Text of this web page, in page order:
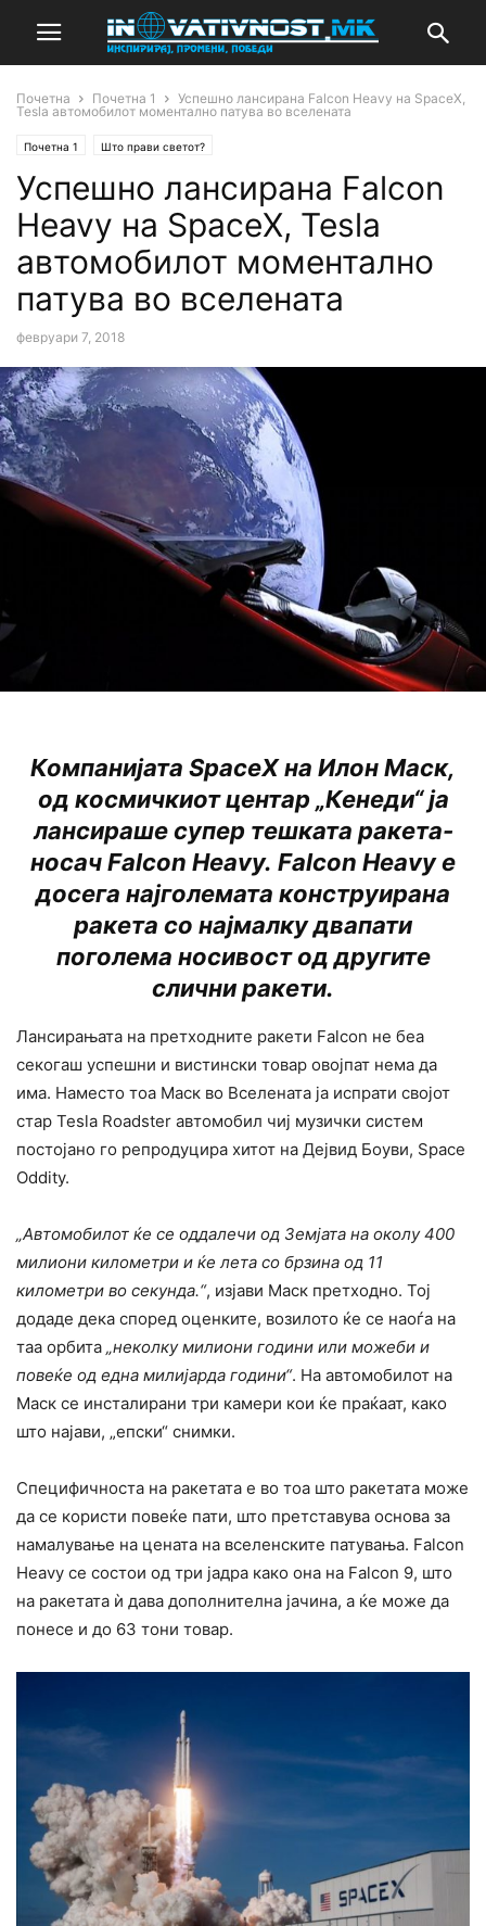
Почетна Почетна 1
Успешно лансирана Falcon Heavy на SpaceX,
Tesla автомобилот моментално патува во вселената
Почетна 1 Што прави светот?
Успешно лансирана Falcon
Heavy на SpaceX, Tesla
автомобилот моментално
патува во вселената
февруари 7, 2018
Компанијата SpaceX на Илон Маск,
од космичкиот центар „Кенеди“ ја
лансираше супер тешката ракета-
носaч Falcon Heavy. Falcon Heavy е
досега најголемата конструирана
ракета со најмалку двапати
поголема носивост од другите
слични ракети.
Лансирањата на претходните ракети Falcon не беа
секогаш успешни и вистински товар овојпат нема да
има. Наместо тоа Маск во Вселената ја испрати својот
стар Tesla Roadster автомобил чиј музички систем
постојано го репродуцира хитот на Дејвид Боуви, Space
Oddity.
„Автомобилот ќе се оддалечи од Земјата на околу 400
милиони километри и ќе лета со брзина од 11
километри во секунда.“, изјави Маск претходно. Тој
додаде дека според оценките, возилото ќе се наоѓа на
таа орбита „неколку милиони години или можеби и
повеќе од една милијарда години“. На автомобилот на
Маск се инсталирани три камери кои ќе праќаат, како
што најави, „епски“ снимки.
Специфичноста на ракетата е во тоа што ракетата може
да се користи повеќе пати, што претставува основа за
намалување на цената на вселенските патувања. Falcon
Heavy се состои од три јадра како она на Falcon 9, што
на ракетата ѝ дава дополнителна јачина, а ќе може да
понесе и до 63 тони товар.